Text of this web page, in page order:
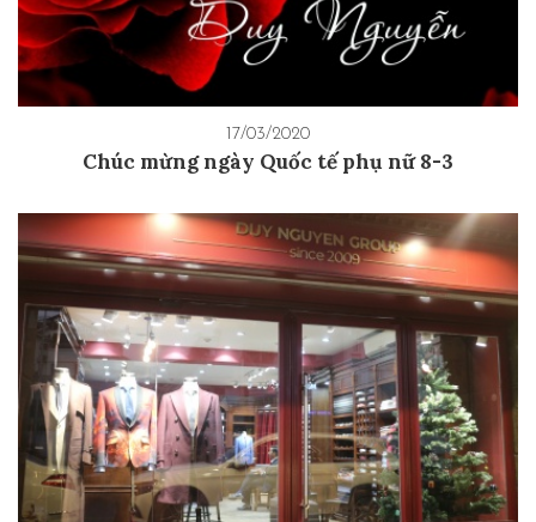
17/03/2020
Chúc mừng ngày Quốc tế phụ nữ 8-3